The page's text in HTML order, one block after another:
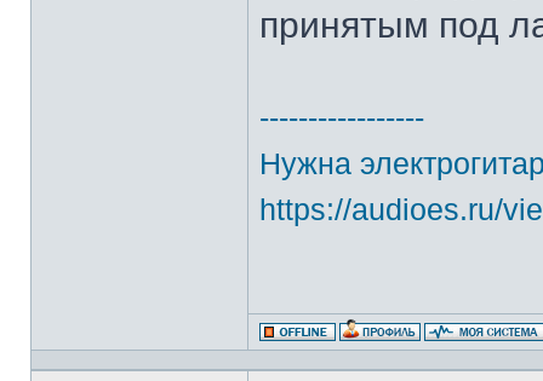
принятым под
-----------------
Нужна
https://audioes.ru/